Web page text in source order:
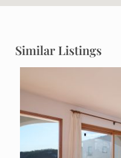
Similar Listings